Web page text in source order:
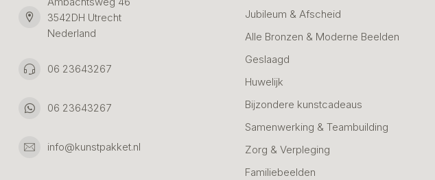
3542DH Utrecht
Nederland
06 23643267
06 23643267
info@kunstpakket.nl
Jubileum & Afscheid
Alle Bronzen & Moderne Beelden
Geslaagd
Huwelijk
Bijzondere kunstcadeaus
Samenwerking & Teambuilding
Zorg & Verpleging
Familiebeelden